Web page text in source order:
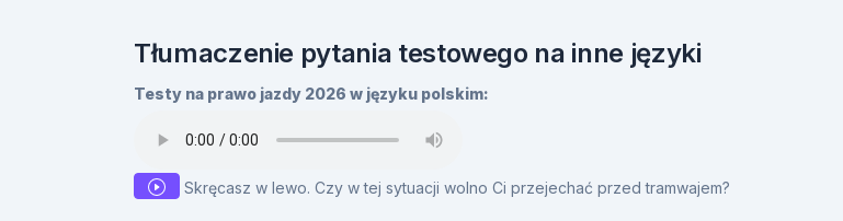
Tłumaczenie pytania testowego na inne języki
Testy na prawo jazdy 2026 w języku polskim:
Skręcasz w lewo. Czy w tej sytuacji wolno Ci przejechać przed tramwajem?